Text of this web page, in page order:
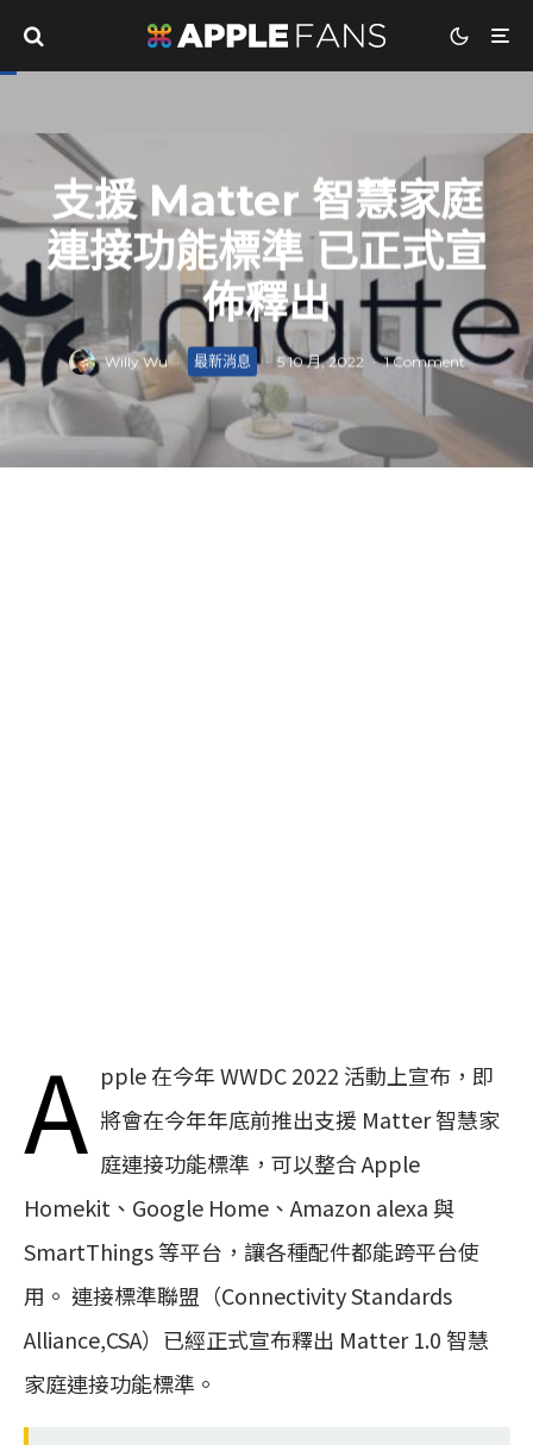
支援 Matter 智慧家庭
連接功能標準 已正式宣
佈釋出
Willy Wu · 最新消息 · 5 10 月, 2022 · 1 Comment
A pple 在今年 WWDC 2022 活動上宣布，即
將會在今年年底前推出支援 Matter 智慧家
庭連接功能標準，可以整合 Apple
Homekit、Google Home、Amazon alexa 與
SmartThings 等平台，讓各種配件都能跨平台使
用。 連接標準聯盟（Connectivity Standards
Alliance,CSA）已經正式宣布釋出 Matter 1.0 智慧
家庭連接功能標準。